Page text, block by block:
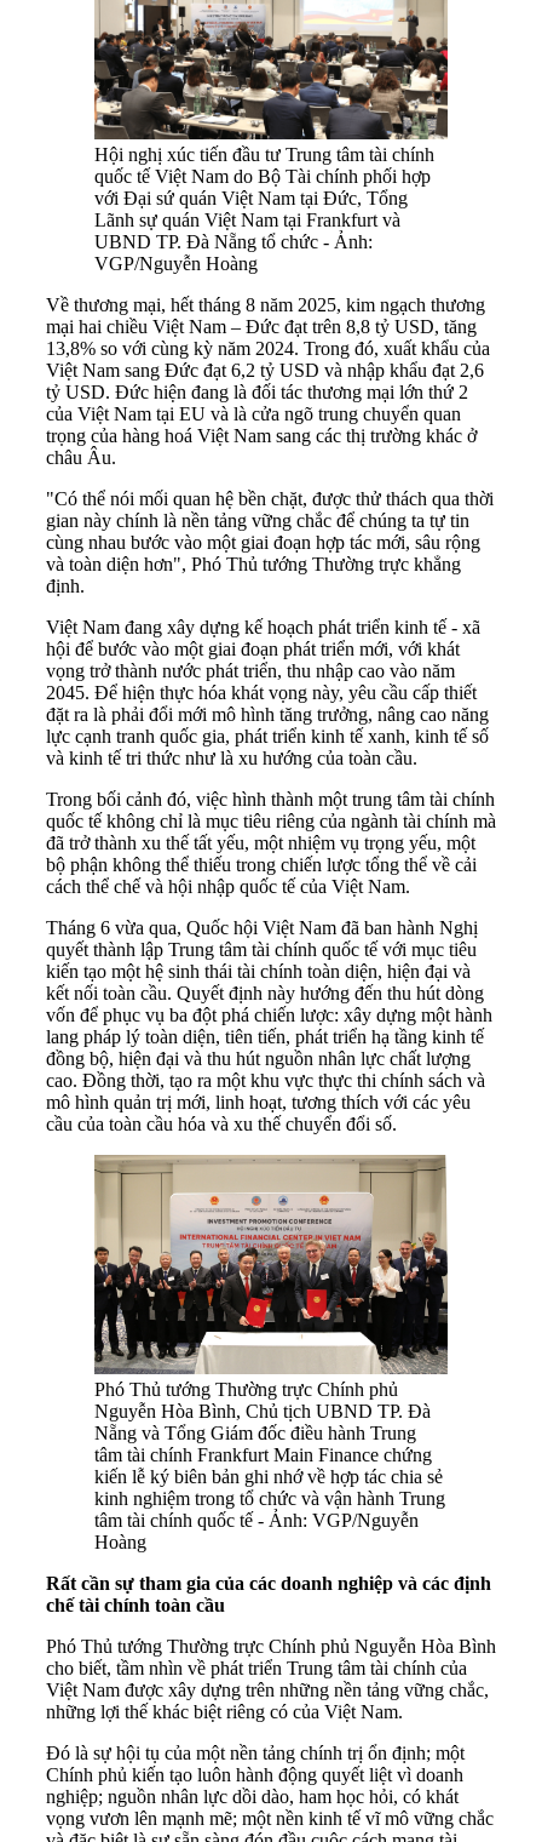
Hội nghị xúc tiến đầu tư Trung tâm tài chính
quốc tế Việt Nam do Bộ Tài chính phối hợp
với Đại sứ quán Việt Nam tại Đức, Tổng
Lãnh sự quán Việt Nam tại Frankfurt và
UBND TP. Đà Nẵng tổ chức - Ảnh:
VGP/Nguyễn Hoàng
Về thương mại, hết tháng 8 năm 2025, kim ngạch thương
mại hai chiều Việt Nam – Đức đạt trên 8,8 tỷ USD, tăng
13,8% so với cùng kỳ năm 2024. Trong đó, xuất khẩu của
Việt Nam sang Đức đạt 6,2 tỷ USD và nhập khẩu đạt 2,6
tỷ USD. Đức hiện đang là đối tác thương mại lớn thứ 2
của Việt Nam tại EU và là cửa ngõ trung chuyển quan
trọng của hàng hoá Việt Nam sang các thị trường khác ở
châu Âu.
"Có thể nói mối quan hệ bền chặt, được thử thách qua thời
gian này chính là nền tảng vững chắc để chúng ta tự tin
cùng nhau bước vào một giai đoạn hợp tác mới, sâu rộng
và toàn diện hơn", Phó Thủ tướng Thường trực khẳng
định.
Việt Nam đang xây dựng kế hoạch phát triển kinh tế - xã
hội để bước vào một giai đoạn phát triển mới, với khát
vọng trở thành nước phát triển, thu nhập cao vào năm
2045. Để hiện thực hóa khát vọng này, yêu cầu cấp thiết
đặt ra là phải đổi mới mô hình tăng trưởng, nâng cao năng
lực cạnh tranh quốc gia, phát triển kinh tế xanh, kinh tế số
và kinh tế tri thức như là xu hướng của toàn cầu.
Trong bối cảnh đó, việc hình thành một trung tâm tài chính
quốc tế không chỉ là mục tiêu riêng của ngành tài chính mà
đã trở thành xu thế tất yếu, một nhiệm vụ trọng yếu, một
bộ phận không thể thiếu trong chiến lược tổng thể về cải
cách thể chế và hội nhập quốc tế của Việt Nam.
Tháng 6 vừa qua, Quốc hội Việt Nam đã ban hành Nghị
quyết thành lập Trung tâm tài chính quốc tế với mục tiêu
kiến tạo một hệ sinh thái tài chính toàn diện, hiện đại và
kết nối toàn cầu. Quyết định này hướng đến thu hút dòng
vốn để phục vụ ba đột phá chiến lược: xây dựng một hành
lang pháp lý toàn diện, tiên tiến, phát triển hạ tầng kinh tế
đồng bộ, hiện đại và thu hút nguồn nhân lực chất lượng
cao. Đồng thời, tạo ra một khu vực thực thi chính sách và
mô hình quản trị mới, linh hoạt, tương thích với các yêu
cầu của toàn cầu hóa và xu thế chuyển đổi số.
Phó Thủ tướng Thường trực Chính phủ
Nguyễn Hòa Bình, Chủ tịch UBND TP. Đà
Nẵng và Tổng Giám đốc điều hành Trung
tâm tài chính Frankfurt Main Finance chứng
kiến lễ ký biên bản ghi nhớ về hợp tác chia sẻ
kinh nghiệm trong tổ chức và vận hành Trung
tâm tài chính quốc tế - Ảnh: VGP/Nguyễn
Hoàng
Rất cần sự tham gia của các doanh nghiệp và các định
chế tài chính toàn cầu
Phó Thủ tướng Thường trực Chính phủ Nguyễn Hòa Bình
cho biết, tầm nhìn về phát triển Trung tâm tài chính của
Việt Nam được xây dựng trên những nền tảng vững chắc,
những lợi thế khác biệt riêng có của Việt Nam.
Đó là sự hội tụ của một nền tảng chính trị ổn định; một
Chính phủ kiến tạo luôn hành động quyết liệt vì doanh
nghiệp; nguồn nhân lực dồi dào, ham học hỏi, có khát
vọng vươn lên mạnh mẽ; một nền kinh tế vĩ mô vững chắc